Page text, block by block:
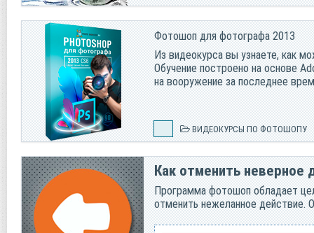
Фотошоп для фотографа 2013
Из видеокурса вы узнаете, как
Обучение построено на основе
на вооружение за последнее
ВИДЕОКУРСЫ ПО ФОТОШОПУ
Как отменить неверное
Программа фотошоп обладает
отменить нежеланное действие.